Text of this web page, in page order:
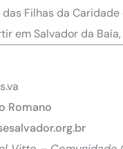
Filhas da
em Salvador da
Romano